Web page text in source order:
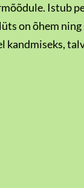
Istub
on õhem
kandmiseks,